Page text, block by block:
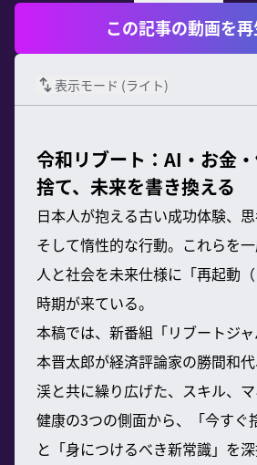
この記事の動画を
表示モード (ライト)
令和リブート：AI・お金
捨て、未来を書き換える
日本人が抱える古い成功体験、思
そして惰性的な行動。これらを
人と社会を未来仕様に「再起動
時期が来ている。
本稿では、新番組「リブートジ
本晋太郎が経済評論家の勝間和
渓と共に繰り広げた、スキル、マ
健康の3つの側面から、「今すぐ
と「身につけるべき新常識」を